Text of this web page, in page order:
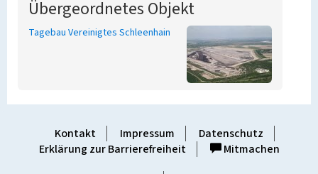
Übergeordnetes Objekt
Tagebau Vereinigtes Schleenhain
Kontakt Impressum
Datenschutz
Erklärung zur Barrierefreiheit
Mitmachen